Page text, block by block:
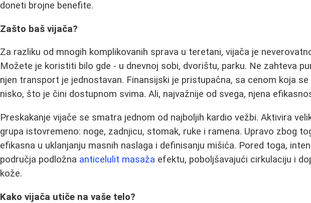
doneti brojne benefite.
Zašto baš vijača?
Za razliku od mnogih komplikovanih sprava u teretani, vijača je
Možete je koristiti bilo gde - u dnevnoj sobi, dvorištu, parku. Ne zahteva
njen transport je jednostavan. Finansijski je pristupačna, sa cenom koja
nisko, što je čini dostupnom svima. Ali, najvažnije od svega, njena
Preskakanje vijače se smatra jednom od najboljih kardio vežbi. Aktivira
grupa istovremeno: noge, zadnjicu, stomak, ruke i ramena. Upravo zbog
efikasna u uklanjanju masnih naslaga i definisanju mišića. Pored toga,
područja podložna anticelulit masaža efektu, poboljšavajući cirkulaciju i
kože.
Kako vijača utiče na vaše telo?